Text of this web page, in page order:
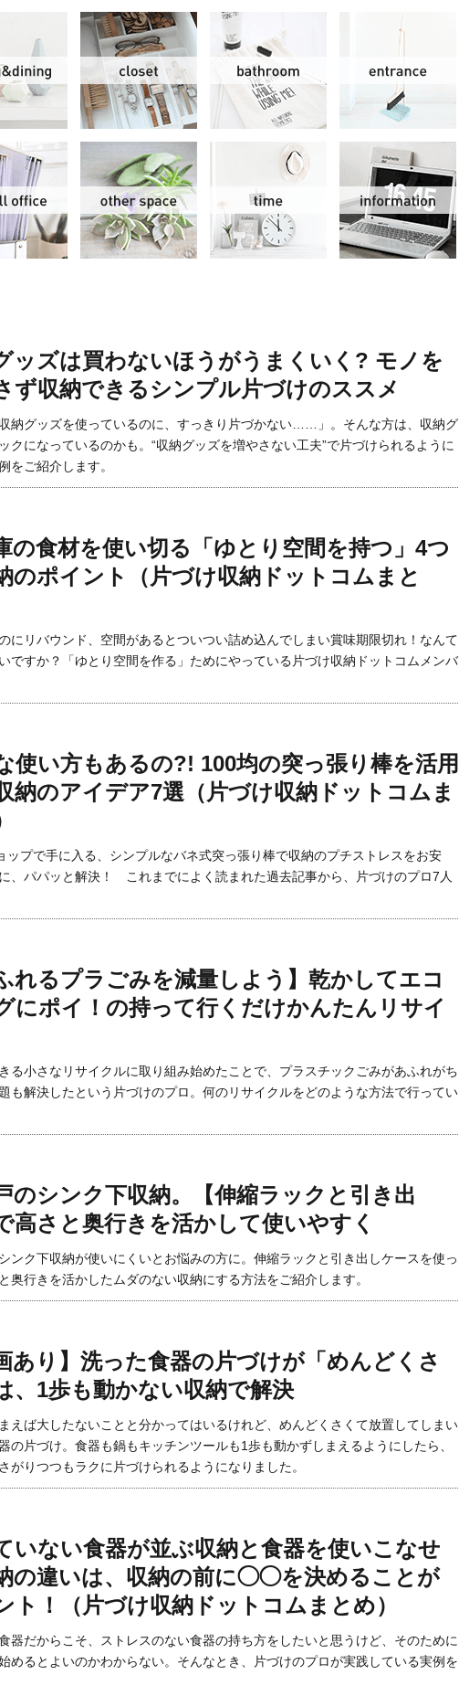
リビング＆ダイニング クローゼット
スモールオフィス
ッズは買わないほうがうまくいく? モノを
ず収納できるシンプル片づけのススメ
収納グッズを使っているのに、すっきり片づかない……」。そんな方は、収納グ
クになっているのかも。“収納グッズを増やさない工夫”で片づけられるように
をご紹介します。
の食材を使い切る「ゆとり空間を持つ」4つ
のポイント（片づけ収納ドットコムまと
にリバウンド、空間があるとついつい詰め込んでしまい賞味期限切れ！なんて
ですか？「ゆとり空間を作る」ためにやっている片づけ収納ドットコムメンバ
使い方もあるの?! 100均の突っ張り棒を活用
納のアイデア7選（片づけ収納ドットコムま
ップで手に入る、シンプルなバネ式突っ張り棒で収納のプチストレスをお安
、パパッと解決！ これまでによく読まれた過去記事から、片づけのプロ7人
れるプラごみを減量しよう】乾かしてエコ
にポイ！の持って行くだけかんたんリサイ
る小さなリサイクルに取り組み始めたことで、プラスチックごみがあふれがち
も解決したという片づけのプロ。何のリサイクルをどのような方法で行ってい
のシンク下収納。【伸縮ラックと引き出
高さと奥行きを活かして使いやすく
ンク下収納が使いにくいとお悩みの方に。伸縮ラックと引き出しケースを使っ
奥行きを活かしたムダのない収納にする方法をご紹介します。
あり】洗った食器の片づけが「めんどくさ
、1歩も動かない収納で解決
えば大したないことと分かってはいるけれど、めんどくさくて放置してしまい
の片づけ。食器も鍋もキッチンツールも1歩も動かずしまえるようにしたら、
がりつつもラクに片づけられるようになりました。
いない食器が並ぶ収納と食器を使いこなせ
の違いは、収納の前に◯◯を決めることが
ト！（片づけ収納ドットコムまとめ）
器だからこそ、ストレスのない食器の持ち方をしたいと思うけど、そのために
めるとよいのかわからない。そんなとき、片づけのプロが実践している実例を